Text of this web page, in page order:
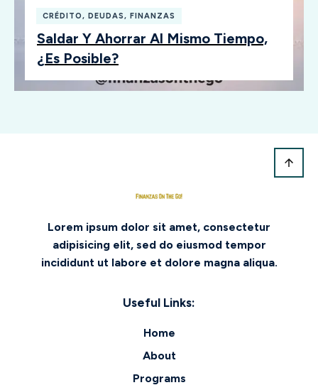
CRÉDITO, DEUDAS, FINANZAS
Saldar Y Ahorrar Al Mismo Tiempo,
¿es Posible?
Lorem ipsum dolor sit amet, consectetur
adipisicing elit, sed do eiusmod tempor
incididunt ut labore et dolore magna aliqua.
Useful Links:
Home
About
Programs